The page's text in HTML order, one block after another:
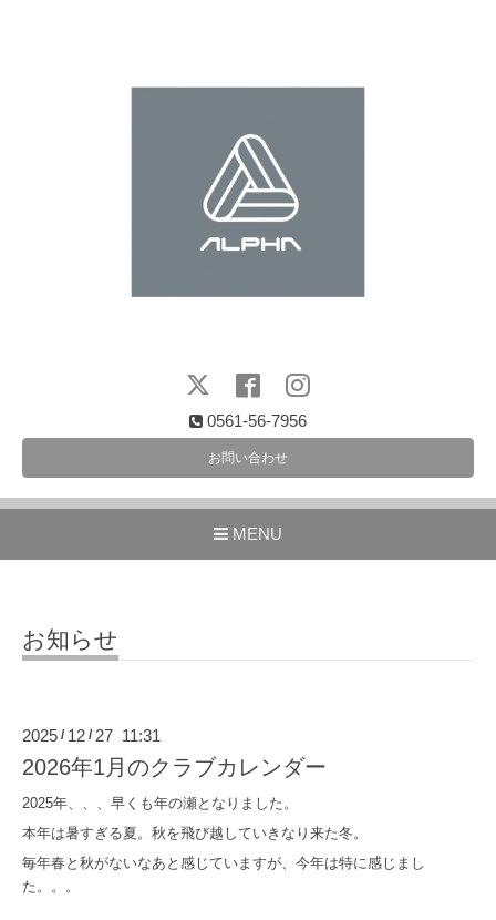
0561-56-7956
お問い合わせ
MENU
お知らせ
2025 / 12 / 27 11:31
2026年1月のクラブカレンダー
2025年、、、早くも年の瀬となりました。
本年は暑すぎる夏。秋を飛び越していきなり来た冬。
毎年春と秋がないなあと感じていますが、今年は特に感じまし
た。。。